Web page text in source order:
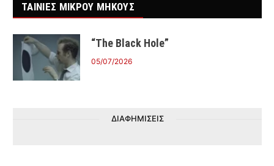
ΤΑΙΝΙΕΣ ΜΙΚΡΟΥ ΜΗΚΟΥΣ
“The Black Hole”
05/07/2026
ΔΙΑΦΗΜΙΣΕΙΣ